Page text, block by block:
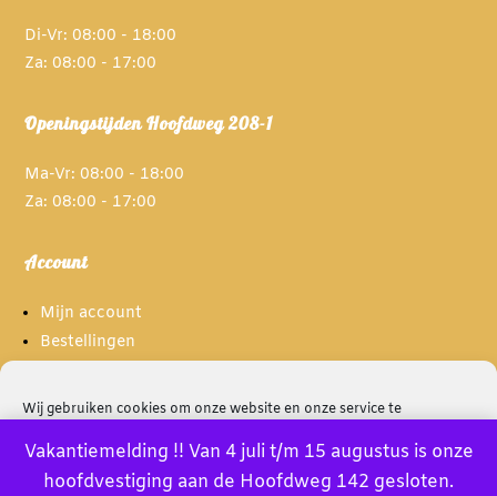
Wij gebruiken cookies om onze website en onze service te
Vakantiemelding !! Van 4 juli t/m 15 augustus is onze
hoofdvestiging aan de Hoofdweg 142 gesloten.
Di-Vr: 08:00 - 18:00
Za: 08:00 - 17:00
Openingstijden Hoofdweg 208-1
Ma-Vr: 08:00 - 18:00
Za: 08:00 - 17:00
Account
Mijn account
Bestellingen
Informatie